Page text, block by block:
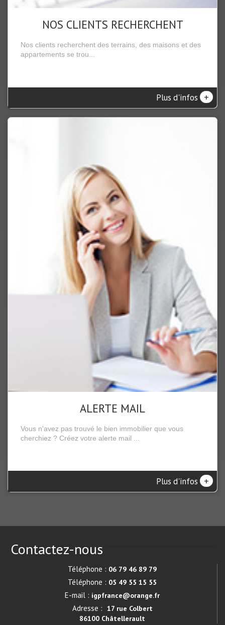
NOS CLIENTS RECHERCHENT
Nos clients recherchent des terrains, des maisons et des
appartements se trou...
Plus d'infos +
ALERTE MAIL
Vous n'avez pas trouvé le bien immobilier que vous
cherchiez ? Créez votre alerte mail ...
Plus d'infos +
Contactez-nous
Téléphone : 06 79 46 89 79
Téléphone : 05 49 55 15 55
E-mail : igpfrance@orange.fr
Adresse : 17 rue Colbert
86100 Châtellerault